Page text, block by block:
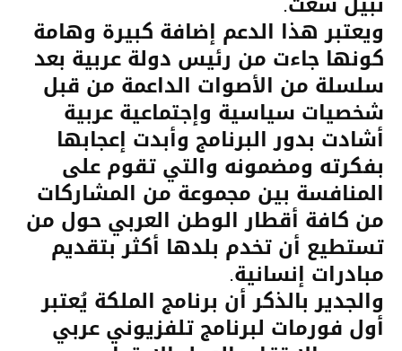
ويعتبر هذا الدعم إضافة كبيرة وهامة
كونها جاءت من رئيس دولة عربية بعد
سلسلة من الأصوات الداعمة من قبل
شخصيات سياسية وإجتماعية عربية
أشادت بدور البرنامج وأبدت إعجابها
بفكرته ومضمونه والتي تقوم على
المنافسة بين مجموعة من المشاركات
من كافة أقطار الوطن العربي حول من
تستطيع أن تخدم بلدها أكثر بتقديم
مبادرات إنسانية.
والجدير بالذكر أن برنامج الملكة يُعتبر
أول فورمات لبرنامج تلفزيوني عربي